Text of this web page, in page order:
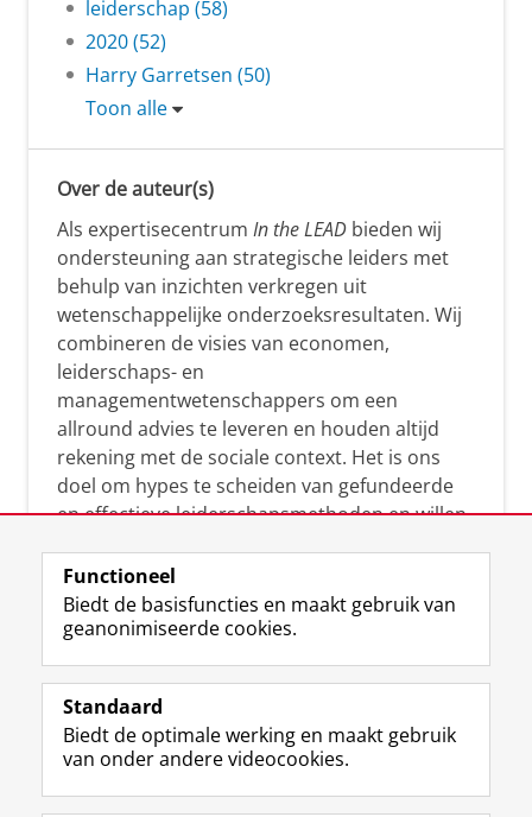
leiderschap (58)
2020 (52)
Harry Garretsen (50)
Toon alle
Over de auteur(s)
Als expertisecentrum In the LEAD bieden wij
ondersteuning aan strategische leiders met
behulp van inzichten verkregen uit
wetenschappelijke onderzoeksresultaten. Wij
combineren de visies van economen,
leiderschaps- en
managementwetenschappers om een
allround advies te leveren en houden altijd
rekening met de sociale context. Het is ons
doel om hypes te scheiden van gefundeerde
en effectieve leiderschapsmethoden en willen
manier te reageren op economische en
maatschappelijke kwesties. Samen tillen wij
het leiderschap in uw organisatie naar een
Functioneel
Biedt de basisfuncties en maakt gebruik van
geanonimiseerde cookies.
Standaard
Biedt de optimale werking en maakt gebruik
van onder andere videocookies.